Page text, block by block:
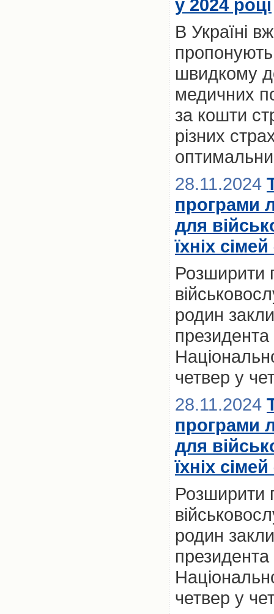
у 2024 році
В Україні
швидкому
медичних
за кошти
різних
28.11.2024
програми
для
їхніх
Розширити
родин
президента
четвер у
28.11.2024
програми
для
їхніх
Розширити
родин
президента
четвер у